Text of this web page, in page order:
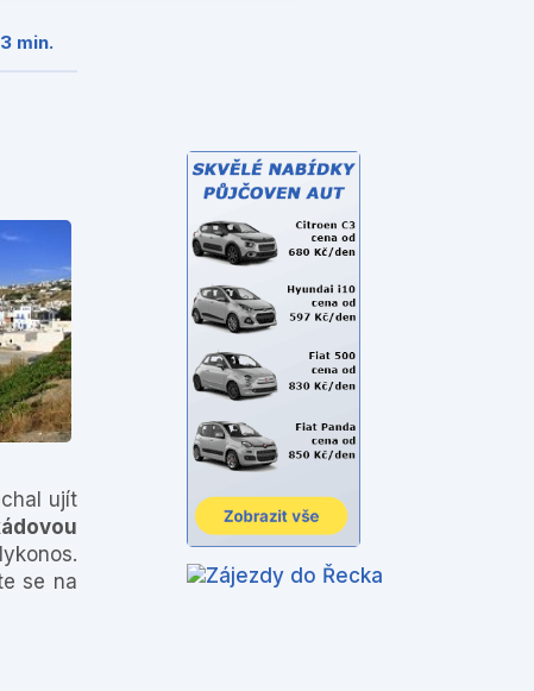
3 min.
ujít
se na